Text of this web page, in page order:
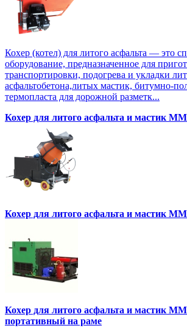
Кохер (котел) для литого асфальта — это
оборудование, предназначенное для
транспортировки, подогрева и укладки
асфальтобетона,литых мастик, битумно-
термопласта для дорожной разметк...
Кохер для литого асфальта и мастик
Кохер для литого асфальта и мастик
Кохер для литого асфальта и мастик
портативный на раме